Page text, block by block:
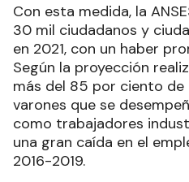
Con esta medida, la
30 mil ciudadanos y
en 2021, con un haber
Según la proyección
más del 85 por ciento de
varones que se
como trabajadores
una gran caída en el
2016-2019.